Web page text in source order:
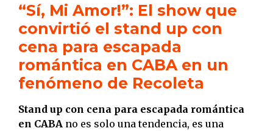
“Sí, Mi Amor!”: El show que
convirtió el stand up con
cena para escapada
romántica en CABA en un
fenómeno de Recoleta
Stand up con cena para escapada romántica
en CABA no es solo una tendencia, es una